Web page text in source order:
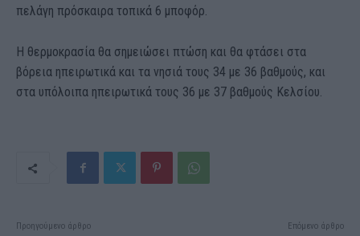
πελάγη πρόσκαιρα τοπικά 6 μποφόρ.
Η θερμοκρασία θα σημειώσει πτώση και θα φτάσει στα
βόρεια ηπειρωτικά και τα νησιά τους 34 με 36 βαθμούς, και
στα υπόλοιπα ηπειρωτικά τους 36 με 37 βαθμούς Κελσίου.
Προηγούμενο άρθρο Επόμενο άρθρο